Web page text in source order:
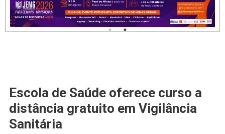
Escola de Saúde oferece curso a
distância gratuito em Vigilância
Sanitária